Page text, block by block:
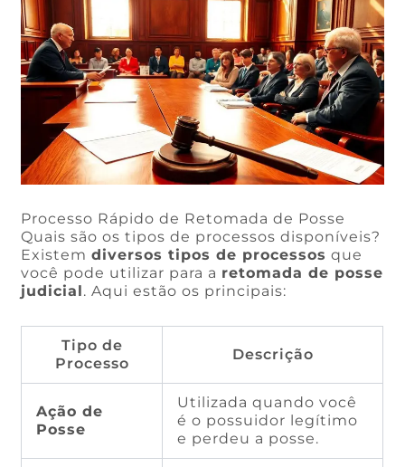
Processo Rápido de Retomada de Posse
Quais são os tipos de processos disponíveis?
Existemdiversos tipos de processos que
você pode utilizar para a retomada de posse
judicial. Aqui estão os principais:
Tipo de
Processo
Descrição
Ação de
Posse
Utilizada quando você
é o possuidor legítimo
e perdeu a posse.